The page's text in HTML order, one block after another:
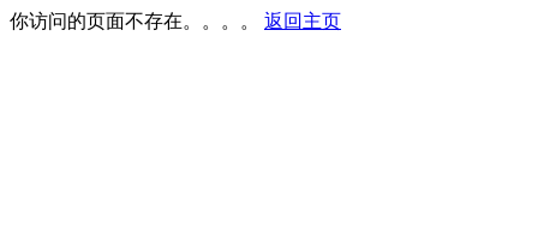
你访问的页面不存在。。。。 返回主页